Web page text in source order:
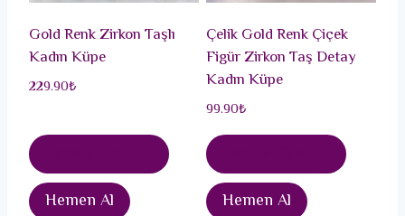
Gold Renk Zirkon Taşlı
Kadın Küpe
229.90₺
Hemen Al
Çelik Gold Renk Çiçek
Figür Zirkon Taş Detay
Kadın Küpe
99.90₺
Hemen Al